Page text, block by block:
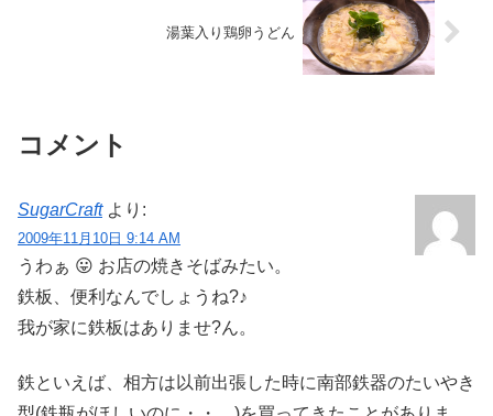
湯葉入り鶏卵うどん
コメント
SugarCraft より:
2009年11月10日 9:14 AM
うわぁ 😛 お店の焼きそばみたい。
鉄板、便利なんでしょうね?♪
我が家に鉄板はありませ?ん。
鉄といえば、相方は以前出張した時に南部鉄器のたいやき